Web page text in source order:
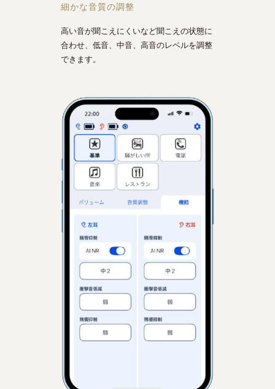
細かな音質の調整
高い音が聞こえにくいなど聞こえの状態に
合わせ、低音、中音、高音のレベルを調整
できます。